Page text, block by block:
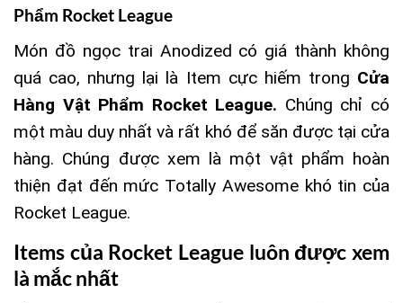
Phẩm Rocket League
Món đồ ngọc trai Anodized có giá thành không
quá cao, nhưng lại là Item cực hiếm trong Cửa
Hàng Vật Phẩm Rocket League. Chúng chỉ có
một màu duy nhất và rất khó để săn được tại cửa
hàng. Chúng được xem là một vật phẩm hoàn
thiện đạt đến mức Totally Awesome khó tin của
Rocket League.
Items của Rocket League luôn được xem
là mắc nhất